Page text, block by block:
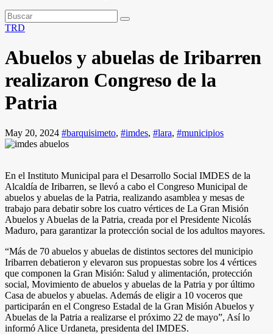
TRD
Abuelos y abuelas de Iribarren
realizaron Congreso de la
Patria
May 20, 2024 #barquisimeto, #imdes, #lara, #municipios
En el Instituto Municipal para el Desarrollo Social IMDES de la
Alcaldía de Iribarren, se llevó a cabo el Congreso Municipal de
abuelos y abuelas de la Patria, realizando asamblea y mesas de
trabajo para debatir sobre los cuatro vértices de La Gran Misión
Abuelos y Abuelas de la Patria, creada por el Presidente Nicolás
Maduro, para garantizar la protección social de los adultos mayores.
“Más de 70 abuelos y abuelas de distintos sectores del municipio
Iribarren debatieron y elevaron sus propuestas sobre los 4 vértices
que componen la Gran Misión: Salud y alimentación, protección
social, Movimiento de abuelos y abuelas de la Patria y por último
Casa de abuelos y abuelas. Además de eligir a 10 voceros que
participarán en el Congreso Estadal de la Gran Misión Abuelos y
Abuelas de la Patria a realizarse el próximo 22 de mayo”, Así lo
informó Alice Urdaneta, presidenta del IMDES.